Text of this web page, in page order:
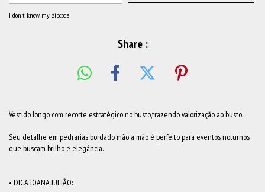
I don't know my zipcode
Share :
Vestido longo com recorte estratégico no busto,trazendo valorização ao busto.
Seu detalhe em pedrarias bordado mão a mão é perfeito para eventos noturnos
que buscam brilho e elegância.
• DICA JOANA JULIÃO: